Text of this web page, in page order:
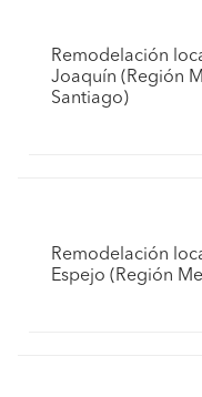
Remodelación
Joaquín (Región
Santiago)
Remodelación
Espejo (Región